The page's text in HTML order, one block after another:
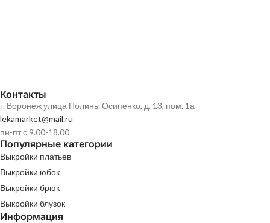
Контакты
г. Воронеж улица Полины Осипенко, д. 13, пом. 1а
lekamarket@mail.ru
пн-пт с 9.00-18.00
Популярные категории
Выкройки платьев
Выкройки юбок
Выкройки брюк
Выкройки блузок
Информация